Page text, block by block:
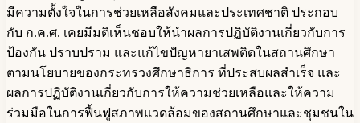
มีความตั้งใจในการช่วยเหลือสังคมและประเทศชาติ ประกอบ
กับ ก.ค.ศ. เคยมีมติเห็นชอบให้นำผลการปฏิบัติงานเกี่ยวกับการ
ป้องกัน ปราบปราม และแก้ไขปัญหายาเสพติดในสถานศึกษา
ตามนโยบายของกระทรวงศึกษาธิการ ที่ประสบผลสำเร็จ และ
ผลการปฏิบัติงานเกี่ยวกับการให้ความช่วยเหลือและให้ความ
ร่วมมือในการฟื้นฟูสภาพแวดล้อมของสถานศึกษาและชุมชนใน